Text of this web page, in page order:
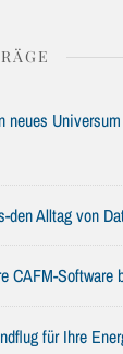
neues
den Alltag von
CAFM-Software
für Ihre